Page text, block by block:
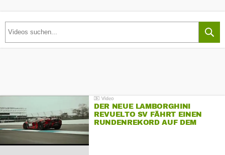
DER NEUE LAMBORGHINI
REVUELTO SV FÄHRT EINEN
RUNDENREKORD AUF DEM